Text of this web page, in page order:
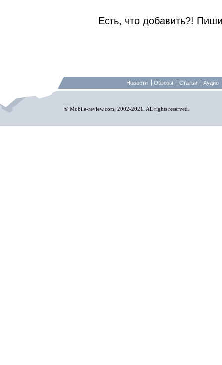
Есть, что добавить?!
Новости Обзоры Статьи Аудио
© Mobile-review.com, 2002-2021. All rights reserved.